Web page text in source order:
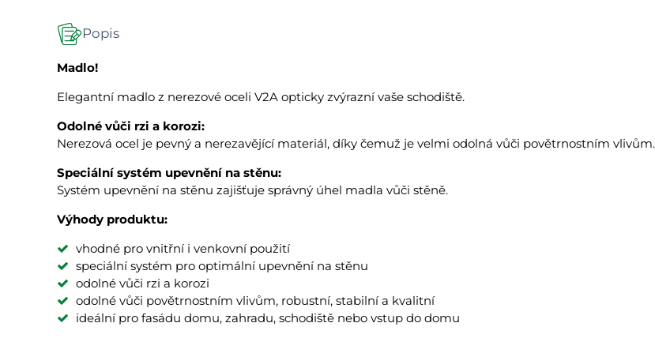
Popis
Madlo!
Elegantní madlo z nerezové oceli V2A opticky zvýrazní vaše schodiště.
Odolné vůči rzi a korozi:
Nerezová ocel je pevný a nerezavějící materiál, díky čemuž je velmi odolná vůči povětrnostním vlivům.
Speciální systém upevnění na stěnu:
Systém upevnění na stěnu zajišťuje správný úhel madla vůči stěně.
Výhody produktu:
vhodné pro vnitřní i venkovní použití
speciální systém pro optimální upevnění na stěnu
odolné vůči rzi a korozi
odolné vůči povětrnostním vlivům, robustní, stabilní a kvalitní
ideální pro fasádu domu, zahradu, schodiště nebo vstup do domu